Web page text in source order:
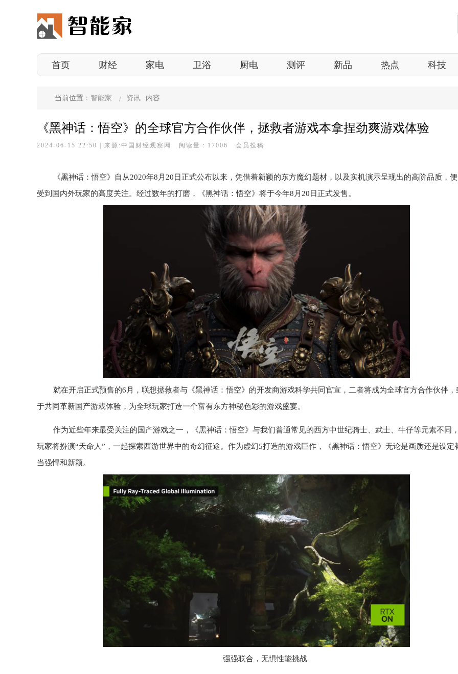
首页 财经 家电 卫浴 厨电 测评 新品 热点 科技
当前位置： 智能家 资讯 内容
《黑神话：悟空》的全球官方合作伙伴，拯救者游戏本拿捏劲爽游戏体验
2024-06-15 22:50 来源:中国财经观察网 阅读量：17006 会员投稿
《黑神话：悟空》自从2020年8月20日正式公布以来，凭借着新颖的东方魔幻题材，以及实机演示呈现出的高阶品质，
受到国内外玩家的高度关注。经过数年的打磨，《黑神话：悟空》将于今年8月20日正式发售。
就在开启正式预售的6月，联想拯救者与《黑神话：悟空》的开发商游戏科学共同官宣，二者将成为全球官方合作伙伴，
于共同革新国产游戏体验，为全球玩家打造一个富有东方神秘色彩的游戏盛宴。
作为近些年来最受关注的国产游戏之一，《黑神话：悟空》与我们普通常见的西方中世纪骑士、武士、牛仔等元素不同
玩家将扮演“天命人”，一起探索西游世界中的奇幻征途。作为虚幻5打造的游戏巨作，《黑神话：悟空》无论是画质还是设定
当强悍和新颖。
强强联合，无惧性能挑战